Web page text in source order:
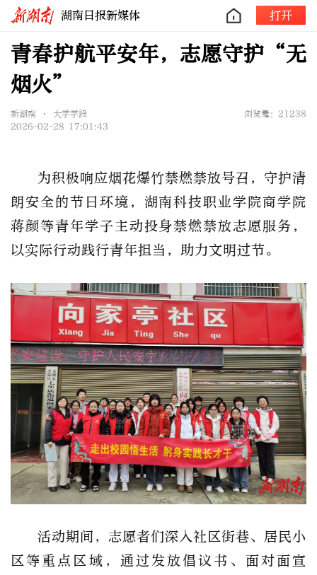
湖南日报新媒体 打开
青春护航平安年，志愿守护“无
烟火”
新湖南 • 大学学段
浏览量：21238
2026-02-28 17:01:43
为积极响应烟花爆竹禁燃禁放号召，守护清
朗安全的节日环境，湖南科技职业学院商学院
蒋颜等青年学子主动投身禁燃禁放志愿服务，
以实际行动践行青年担当，助力文明过节。
活动期间，志愿者们深入社区街巷、居民小
区等重点区域，通过发放倡议书、面对面宣